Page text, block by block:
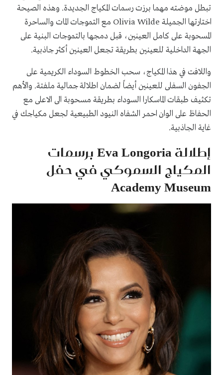
تبطل موضته مهما برزت رسمات المكياج الجديدة. وهذه الصيحة
اختارتها الجميلة Olivia Wilde مع التموجات المات والساحرة
المسحوبة على كامل العينين، قبل دمجها بالتموجات البنية على
الجهة الداخلية للعينين بطريقة تجعل العينين أكثر جاذبية.
واللافت في هذا المكياج، سحب الخطوط السوداء الكريمية على
الجفون السفلى للعينين أيضاً لضمان اطلالة جمالية ملفتة. والأهم
تكثيف طبقات الماسكارا السوداء بطريقة مسحوبة الى الاعلى مع
الحفاظ على الوان احمر الشفاه النيود الطبيعية لجعل مكياجك في
غاية الجاذبية.
إطلالة Eva Longoria برسمات
المكياج السموكي في حفل
Academy Museum